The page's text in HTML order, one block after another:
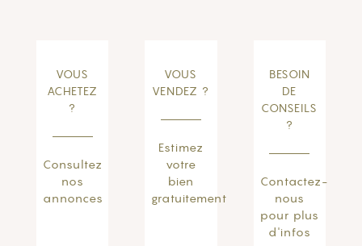
VOUS
ACHETEZ
?
Consultez
nos
annonces
VOUS
VENDEZ ?
Estimez
votre
bien
gratuitement
BESOIN
DE
CONSEILS
?
Contactez-
nous
pour plus
d'infos